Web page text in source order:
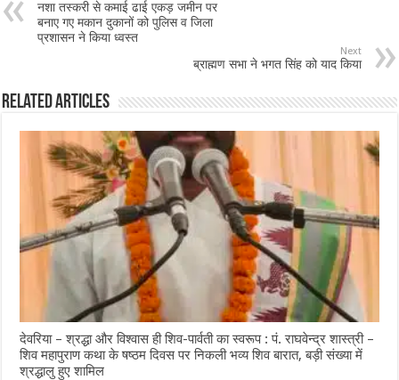
नशा तस्करी से कमाई ढाई एकड़ जमीन पर
बनाए गए मकान दुकानों को पुलिस व जिला
प्रशासन ने किया ध्वस्त
Next
ब्राह्मण सभा ने भगत सिंह को याद किया
Related Articles
देवरिया – श्रद्धा और विश्वास ही शिव-पार्वती का स्वरूप : पं. राघवेन्द्र शास्त्री –
शिव महापुराण कथा के षष्ठम दिवस पर निकली भव्य शिव बारात, बड़ी संख्या में
श्रद्धालु हुए शामिल